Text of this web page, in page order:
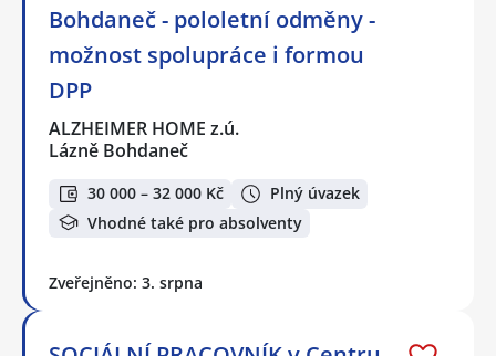
Bohdaneč - pololetní odměny -
možnost spolupráce i formou
DPP
ALZHEIMER HOME z.ú.
Lázně Bohdaneč
30 000 – 32 000 Kč
Plný úvazek
Vhodné také pro absolventy
Zveřejněno: 3. srpna